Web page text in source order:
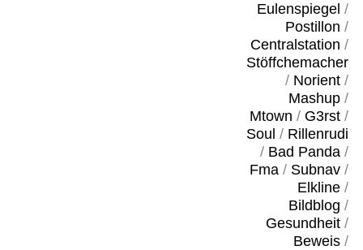
Eulenspiegel /
Postillon /
Centralstation /
Stöffchemacher
/ Norient/
Mashup/
Mtown / G3rst/
Soul / Rillenrudi
/ Bad Panda/
Fma/ Subnav/
Elkline/
Bildblog /
Gesundheit/
Beweis/